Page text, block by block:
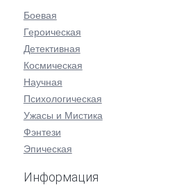
Боевая
Героическая
Детективная
Космическая
Научная
Психологическая
Ужасы и Мистика
Фэнтези
Эпическая
Информация